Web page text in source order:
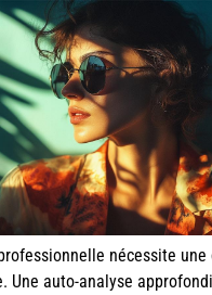
nécessite une
Une auto-analyse